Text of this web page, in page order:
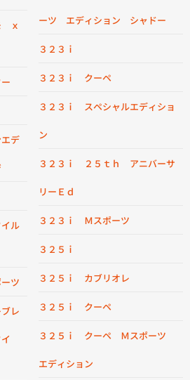
ｘ
デ
ル
ツ
レ
ーツ エディション シャドー
３２３ｉ
３２３ｉ クーペ
３２３ｉ スペシャルエディショ
ン
３２３ｉ ２５ｔｈ アニバーサ
リーＥｄ
３２３ｉ Ｍスポーツ
３２５ｉ
３２５ｉ カブリオレ
３２５ｉ クーペ
３２５ｉ クーペ Ｍスポーツ
エディション